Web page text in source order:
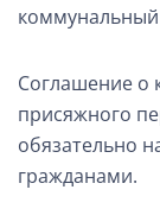
коммунальный
Соглашение о
присяжного
обязательно
гражданами.